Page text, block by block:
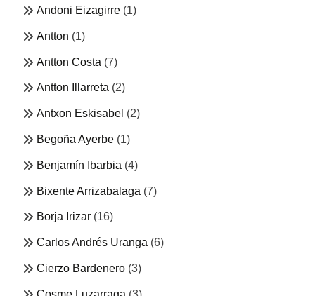
Andoni Eizagirre (1)
Antton (1)
Antton Costa (7)
Antton Illarreta (2)
Antxon Eskisabel (2)
Begoña Ayerbe (1)
Benjamín Ibarbia (4)
Bixente Arrizabalaga (7)
Borja Irizar (16)
Carlos Andrés Uranga (6)
Cierzo Bardenero (3)